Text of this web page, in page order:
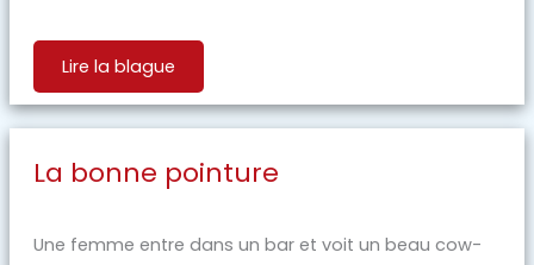
Lire la blague
La bonne pointure
Une femme entre dans un bar et voit un beau cow-